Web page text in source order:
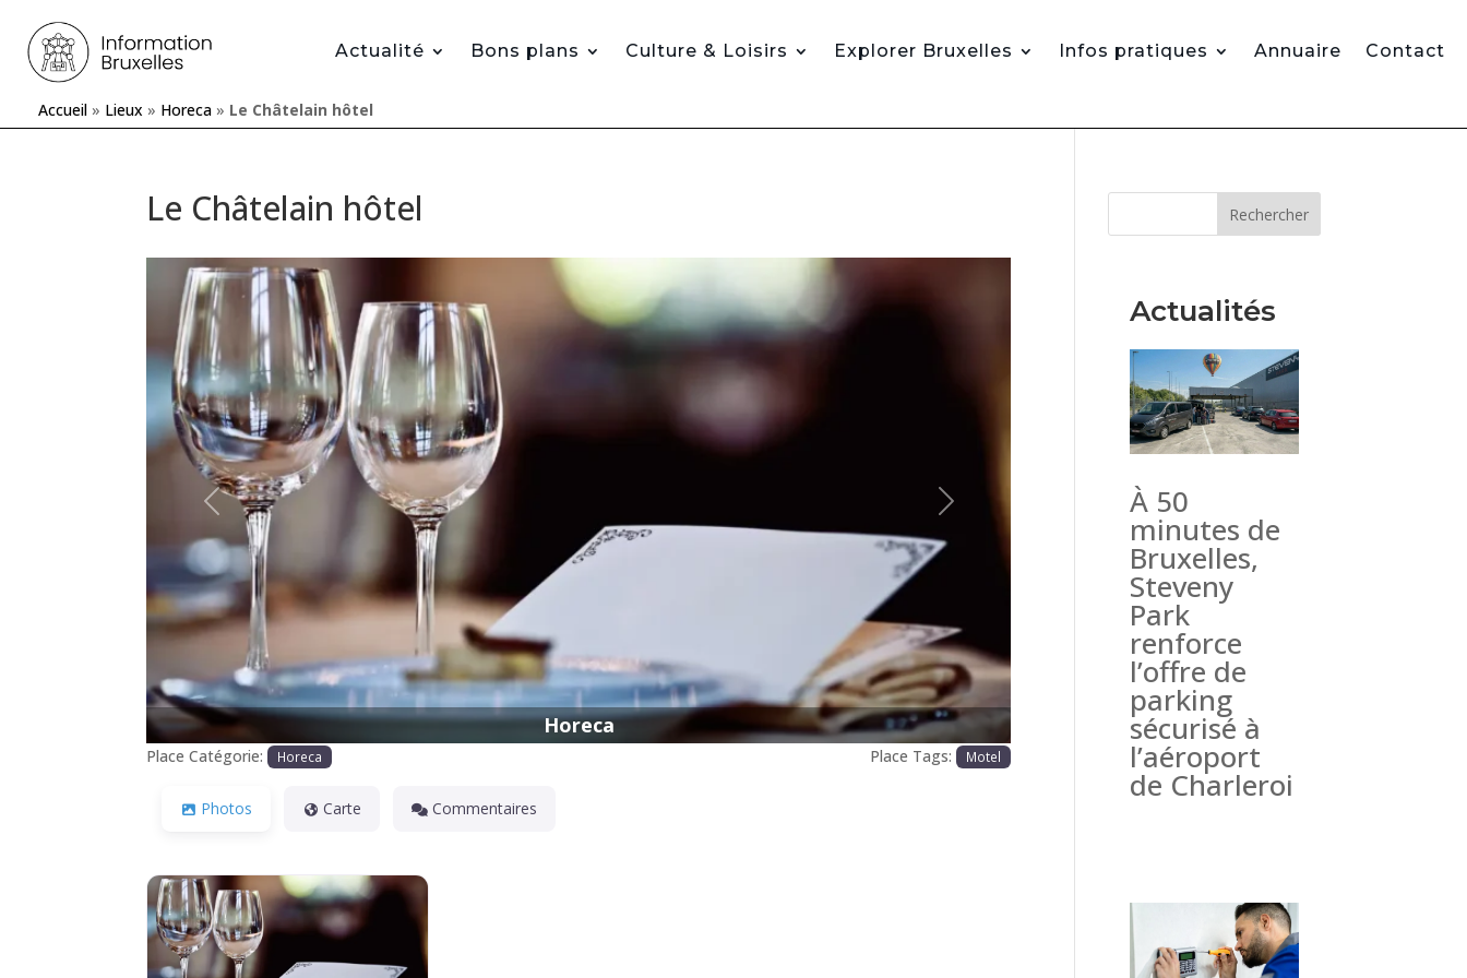
Actualité Bons plans Culture & Loisirs Explorer Bruxelles Infos pratiques Annuaire Contact
Accueil » Lieux » Horeca » Le Châtelain hôtel
Le Châtelain hôtel
Horeca
Précédente Prochaine
Place Catégorie: Horeca Place Tags: Motel
Photos Carte Commentaires
Rechercher
Actualités
À 50
minutes de
Bruxelles,
Steveny
Park
renforce
l’offre de
parking
sécurisé à
l’aéroport
de Charleroi